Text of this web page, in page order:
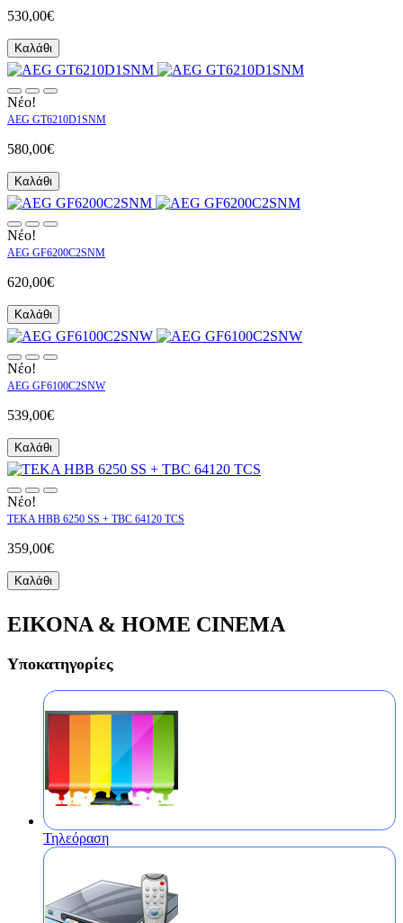
530,00€
Καλάθι
Νέο!
AEG GT6210D1SNM
580,00€
Καλάθι
Νέο!
AEG GF6200C2SNM
620,00€
Καλάθι
Νέο!
AEG GF6100C2SNW
539,00€
Καλάθι
Νέο!
TEKA HBB 6250 SS + TBC 64120 TCS
359,00€
Καλάθι
ΕΙΚΟΝΑ & HOME CINEMA
Υποκατηγορίες
Τηλεόραση